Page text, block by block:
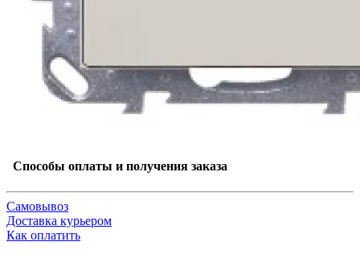
Способы оплаты и получения заказа
Самовывоз
Доставка курьером
Как оплатить